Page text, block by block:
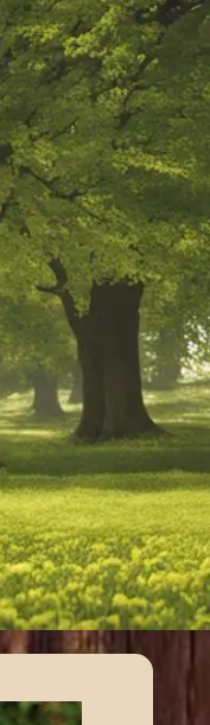
D’ABATTAGE
en main vos travaux
puissiez se préparer
qui se réside à Le
pas à contacter JH
ses prestations de
de remplir le
demande.